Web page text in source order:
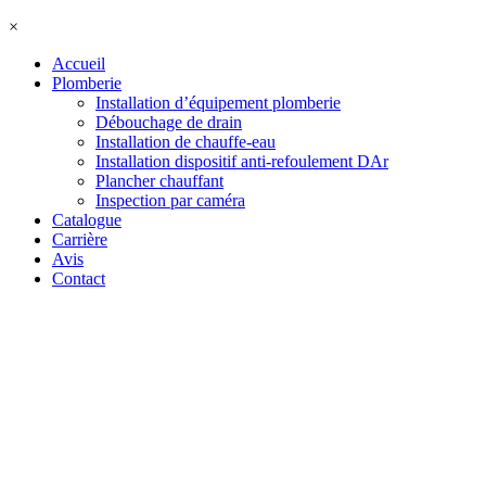
×
Accueil
Plomberie
Installation d’équipement plomberie
Débouchage de drain
Installation de chauffe-eau
Installation dispositif anti-refoulement DAr
Plancher chauffant
Inspection par caméra
Catalogue
Carrière
Avis
Contact